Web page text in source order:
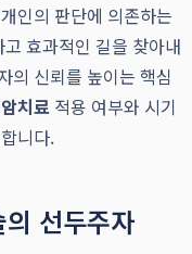
인의 판단에 의존하는
효과적인 길을 찾아내
의 신뢰를 높이는 핵심
치료 적용 여부와 시기
니다.
선두주자